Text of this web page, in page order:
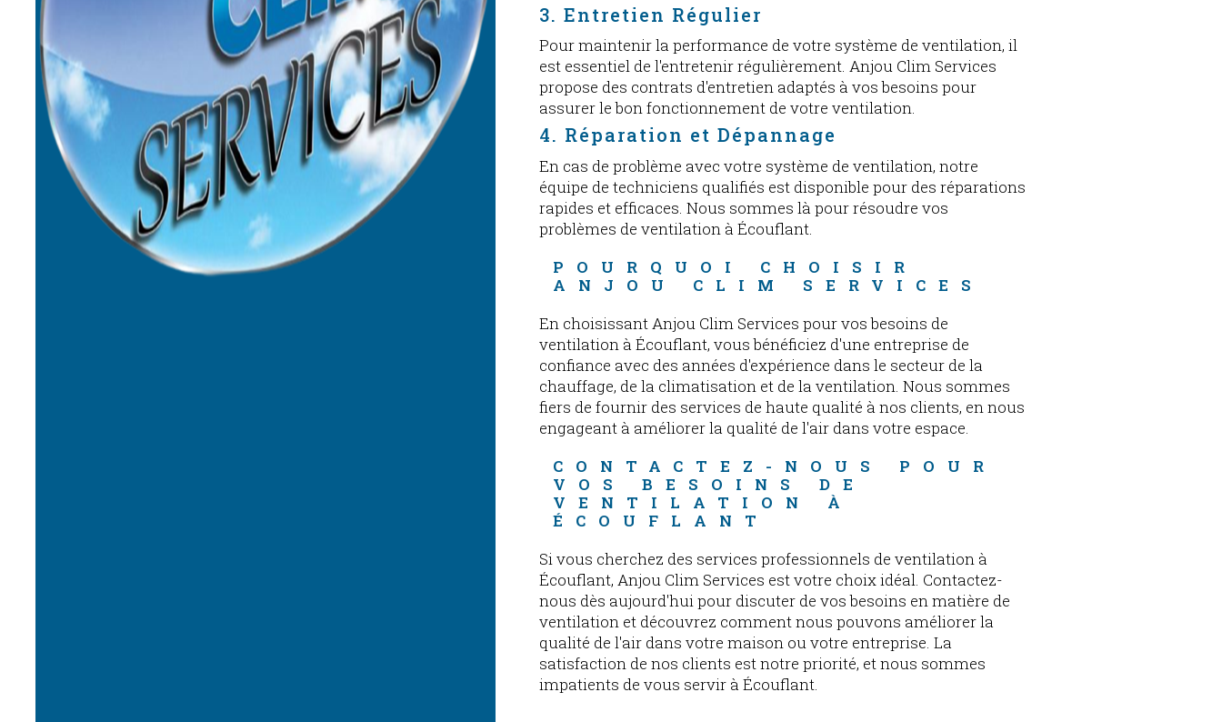
3. Entretien Régulier
Pour maintenir la performance de votre système de ventilation, il
est essentiel de l'entretenir régulièrement. Anjou Clim Services
propose des contrats d'entretien adaptés à vos besoins pour
assurer le bon fonctionnement de votre ventilation.
4. Réparation et Dépannage
En cas de problème avec votre système de ventilation, notre
équipe de techniciens qualifiés est disponible pour des réparations
rapides et efficaces. Nous sommes là pour résoudre vos
problèmes de ventilation à Écouflant.
POURQUOI CHOISIR
ANJOU CLIM SERVICES
En choisissant Anjou Clim Services pour vos besoins de
ventilation à Écouflant, vous bénéficiez d'une entreprise de
confiance avec des années d'expérience dans le secteur de la
chauffage, de la climatisation et de la ventilation. Nous sommes
fiers de fournir des services de haute qualité à nos clients, en nous
engageant à améliorer la qualité de l'air dans votre espace.
CONTACTEZ-NOUS POUR
VOS BESOINS DE
VENTILATION À
ÉCOUFLANT
Si vous cherchez des services professionnels de ventilation à
Écouflant, Anjou Clim Services est votre choix idéal. Contactez-
nous dès aujourd'hui pour discuter de vos besoins en matière de
ventilation et découvrez comment nous pouvons améliorer la
qualité de l'air dans votre maison ou votre entreprise. La
satisfaction de nos clients est notre priorité, et nous sommes
impatients de vous servir à Écouflant.